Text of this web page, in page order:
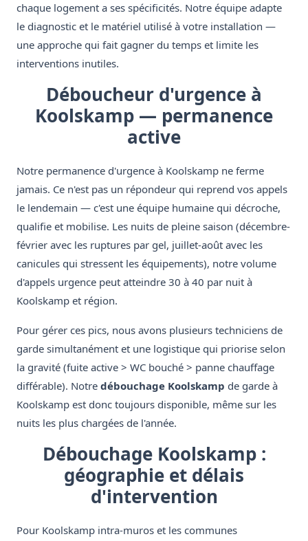
chaque logement a ses spécificités. Notre équipe adapte
le diagnostic et le matériel utilisé à votre installation —
une approche qui fait gagner du temps et limite les
interventions inutiles.
Déboucheur d'urgence à
Koolskamp — permanence
active
Notre permanence d'urgence à Koolskamp ne ferme
jamais. Ce n'est pas un répondeur qui reprend vos appels
le lendemain — c'est une équipe humaine qui décroche,
qualifie et mobilise. Les nuits de pleine saison (décembre-
février avec les ruptures par gel, juillet-août avec les
canicules qui stressent les équipements), notre volume
d'appels urgence peut atteindre 30 à 40 par nuit à
Koolskamp et région.
Pour gérer ces pics, nous avons plusieurs techniciens de
garde simultanément et une logistique qui priorise selon
la gravité (fuite active > WC bouché > panne chauffage
différable). Notre débouchage Koolskamp de garde à
Koolskamp est donc toujours disponible, même sur les
nuits les plus chargées de l'année.
Débouchage Koolskamp :
géographie et délais
d'intervention
Pour Koolskamp intra-muros et les communes